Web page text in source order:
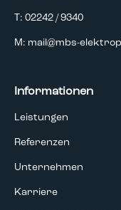
T: 02242 / 9340
M: mail@mbs-
Informationen
Leistungen
Referenzen
Unternehmen
Karriere